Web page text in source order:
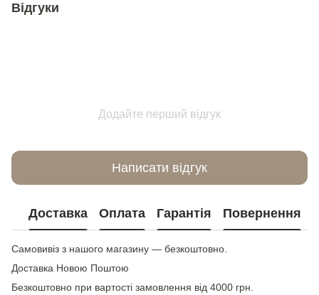
Відгуки
Додайте перший відгук
Написати відгук
Доставка Оплата Гарантія Повернення
Самовивіз з нашого магазину — безкоштовно.
Доставка Новою Поштою
Безкоштовно при вартості замовлення від 4000 грн.